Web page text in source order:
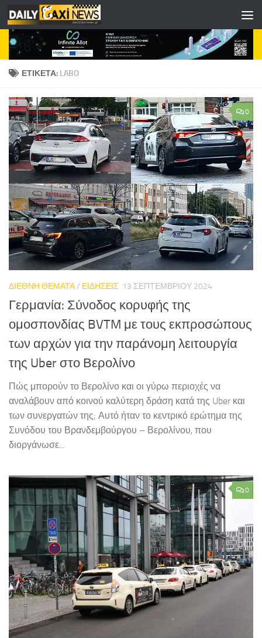
Skip to content
ΕΤΙΚΈΤΑ: LABO
0
ΔΙΕΘΝΗ ΘΕΜΑΤΑ/ ΕΙΔΗΣΕΙΣ 13 ΣΕΠΤΕΜΒΡΊΟΥ 2024
Γερμανία: Σύνοδος κορυφής της
ομοσπονδίας BVTM με τους εκπροσώπους
των αρχών για την παράνομη λειτουργία
της Uber στο Βερολίνο
Πώς μπορούν το Βερολίνο και οι γύρω περιοχές να
αναλάβουν από κοινού καλύτερη δράση κατά της Uber και
των συνεργατών της; Αυτό ήταν το κεντρικό ερώτημα της
Συνόδου του Βρανδεμβούργου – Βερολίνου, που
διοργάνωσε...
0